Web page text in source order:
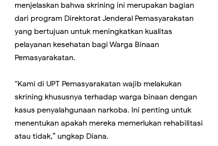
menjelaskan bahwa skrining ini merupakan bagian
dari program Direktorat Jenderal Pemasyarakatan
yang bertujuan untuk meningkatkan kualitas
pelayanan kesehatan bagi Warga Binaan
Pemasyarakatan.
“Kami di UPT Pemasyarakatan wajib melakukan
skrining khususnya terhadap warga binaan dengan
kasus penyalahgunaan narkoba. Ini penting untuk
menentukan apakah mereka memerlukan rehabilitasi
atau tidak,” ungkap Diana.